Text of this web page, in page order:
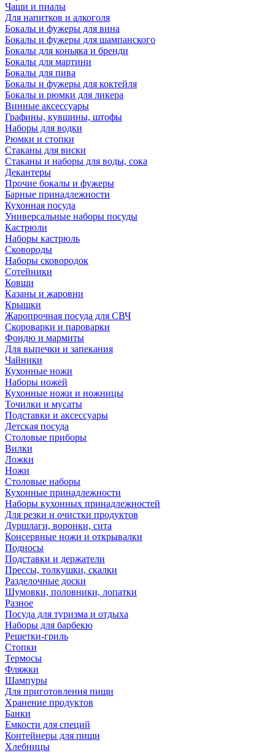
Чаши и пиалы
Для напитков и алкоголя
Бокалы и фужеры для вина
Бокалы и фужеры для шампанского
Бокалы для коньяка и бренди
Бокалы для мартини
Бокалы для пива
Бокалы и фужеры для коктейля
Бокалы и рюмки для ликера
Винные аксессуары
Графины, кувшины, штофы
Наборы для водки
Рюмки и стопки
Стаканы для виски
Стаканы и наборы для воды, сока
Декантеры
Прочие бокалы и фужеры
Барные принадлежности
Кухонная посуда
Универсальные наборы посуды
Кастрюли
Наборы кастрюль
Сковороды
Наборы сковородок
Сотейники
Ковши
Казаны и жаровни
Крышки
Жаропрочная посуда для СВЧ
Скороварки и пароварки
Фондю и мармиты
Для выпечки и запекания
Чайники
Кухонные ножи
Наборы ножей
Кухонные ножи и ножницы
Точилки и мусаты
Подставки и аксессуары
Детская посуда
Столовые приборы
Вилки
Ложки
Ножи
Столовые наборы
Кухонные принадлежности
Наборы кухонных принадлежностей
Для резки и очистки продуктов
Дуршлаги, воронки, сита
Консервные ножи и открывалки
Подносы
Подставки и держатели
Прессы, толкушки, скалки
Разделочные доски
Шумовки, половники, лопатки
Разное
Посуда для туризма и отдыха
Наборы для барбекю
Решетки-гриль
Стопки
Термосы
Фляжки
Шампуры
Для приготовления пищи
Хранение продуктов
Банки
Емкости для специй
Контейнеры для пищи
Хлебницы